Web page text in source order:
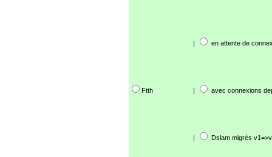
| en attente de
Ftth | avec connexions
| Dslam migrés